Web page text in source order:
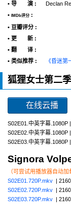
• 导 演 :
Declan
•
IMDb评分 :
• 豆瓣评分 :
• 更 新 :
• 翻 译 :
• 类似推荐 :
《昏迷第
狐狸女士第二
在线云播
S02E01.中英字幕.1080P |
S02E02.中英字幕.1080P |
S02E03.中英字幕.1080P |
Signora
（可尝试用播放器自动
S02E01.720P.mkv |
S02E02.720P.mkv |
S02E03.720P.mkv |